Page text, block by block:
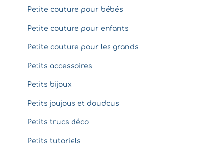
Petite couture pour bébés
Petite couture pour enfants
Petite couture pour les grands
Petits accessoires
Petits bijoux
Petits joujous et doudous
Petits trucs déco
Petits tutoriels